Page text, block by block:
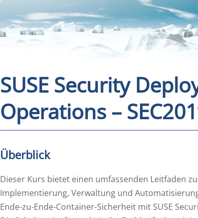
SUSE Security
Operations –
Überblick
Dieser Kurs bietet einen umfassenden Leitfaden
Implementierung, Verwaltung und
Ende-zu-Ende-Container-Sicherheit mit SUSE